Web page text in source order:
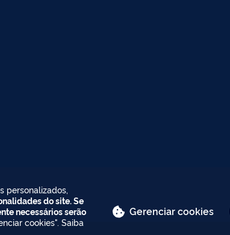
personalizados,
do site. Se
necessários serão
cookies". Saiba
Gerenciar cookies